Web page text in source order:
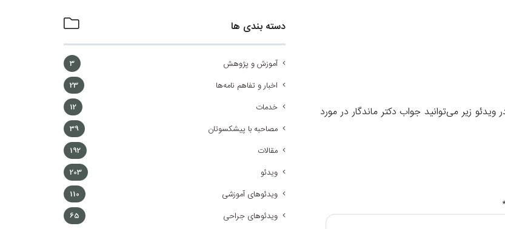
ویدئو زیر می‌توانید جواب دکتر ماندگار در مورد
دسته بندی ها
آموزش و پژوهش 3
اخبار و تفاهم نامه‌ها 23
خدمات 12
مصاحبه با پیشکسوتان 39
مقالات 192
ویدئو 203
ویدئوهای آموزشی 110
ویدئوهای جراحی 65